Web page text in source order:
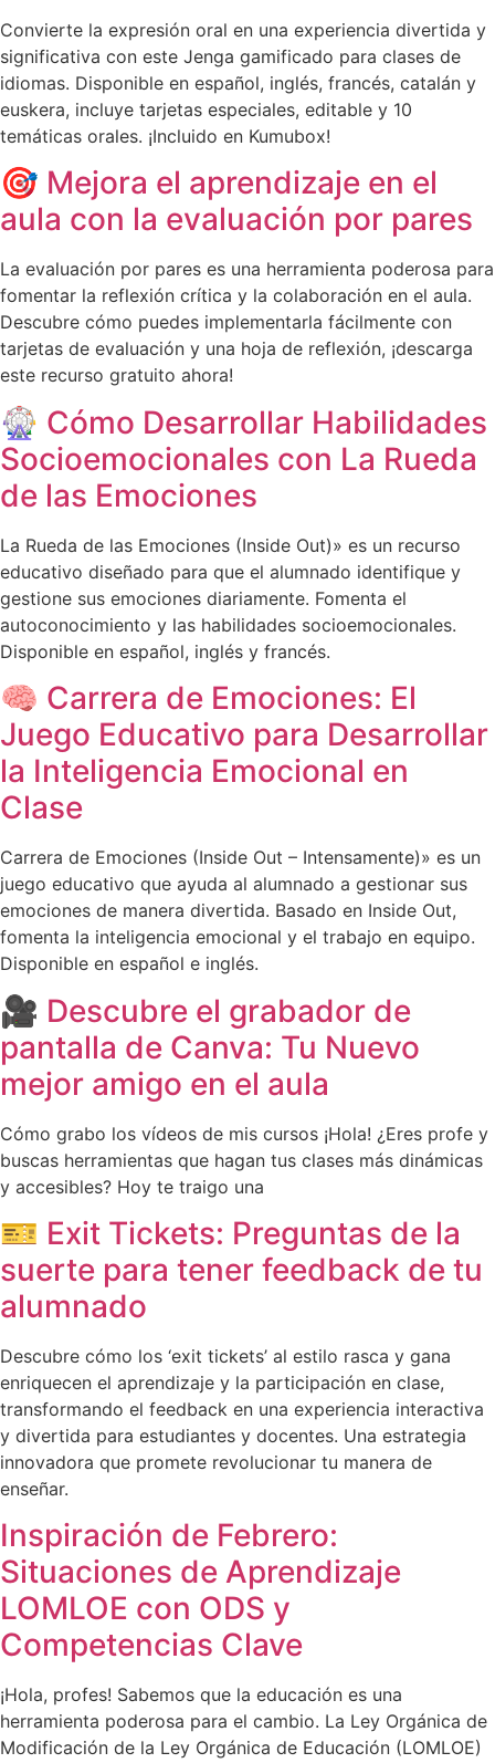
Convierte la expresión oral en una experiencia divertida y
significativa con este Jenga gamificado para clases de
idiomas. Disponible en español, inglés, francés, catalán y
euskera, incluye tarjetas especiales, editable y 10
temáticas orales. ¡Incluido en Kumubox!
🎯 Mejora el aprendizaje en el
aula con la evaluación por pares
La evaluación por pares es una herramienta poderosa para
fomentar la reflexión crítica y la colaboración en el aula.
Descubre cómo puedes implementarla fácilmente con
tarjetas de evaluación y una hoja de reflexión, ¡descarga
este recurso gratuito ahora!
🎡 Cómo Desarrollar Habilidades
Socioemocionales con La Rueda
de las Emociones
La Rueda de las Emociones (Inside Out)» es un recurso
educativo diseñado para que el alumnado identifique y
gestione sus emociones diariamente. Fomenta el
autoconocimiento y las habilidades socioemocionales.
Disponible en español, inglés y francés.
🧠 Carrera de Emociones: El
Juego Educativo para Desarrollar
la Inteligencia Emocional en
Clase
Carrera de Emociones (Inside Out – Intensamente)» es un
juego educativo que ayuda al alumnado a gestionar sus
emociones de manera divertida. Basado en Inside Out,
fomenta la inteligencia emocional y el trabajo en equipo.
Disponible en español e inglés.
🎥 Descubre el grabador de
pantalla de Canva: Tu Nuevo
mejor amigo en el aula
Cómo grabo los vídeos de mis cursos ¡Hola! ¿Eres profe y
buscas herramientas que hagan tus clases más dinámicas
y accesibles? Hoy te traigo una
🎫 Exit Tickets: Preguntas de la
suerte para tener feedback de tu
alumnado
Descubre cómo los ‘exit tickets’ al estilo rasca y gana
enriquecen el aprendizaje y la participación en clase,
transformando el feedback en una experiencia interactiva
y divertida para estudiantes y docentes. Una estrategia
innovadora que promete revolucionar tu manera de
enseñar.
Inspiración de Febrero:
Situaciones de Aprendizaje
LOMLOE con ODS y
Competencias Clave
¡Hola, profes! Sabemos que la educación es una
herramienta poderosa para el cambio. La Ley Orgánica de
Modificación de la Ley Orgánica de Educación (LOMLOE)